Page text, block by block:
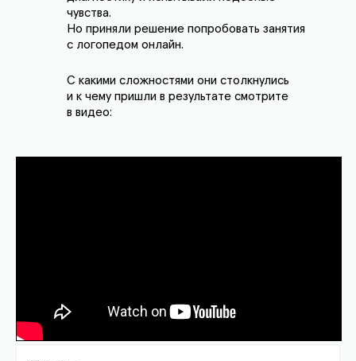
чувства.
Но приняли решение попробовать занятия
с логопедом онлайн.
С какими сложностями они столкнулись
и к чему пришли в результате смотрите
в видео: